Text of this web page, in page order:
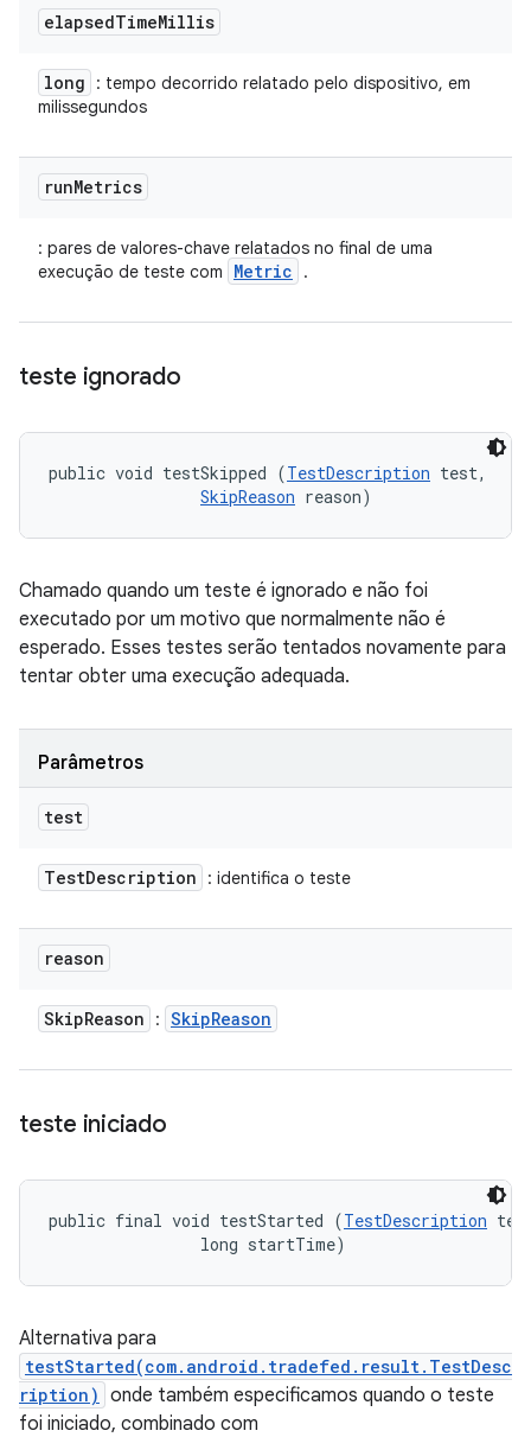
elapsedTimeMillis
long
: tempo decorrido relatado pelo dispositivo, em
milissegundos
runMetrics
: pares de valores-chave relatados no final de uma
execução de teste com
Metric .
teste ignorado
public void testSkipped (TestDescription test,
SkipReason reason)
Chamado quando um teste é ignorado e não foi
executado por um motivo que normalmente não é
esperado. Esses testes serão tentados novamente para
tentar obter uma execução adequada.
Parâmetros
test
TestDescription : identifica o teste
reason
SkipReason : SkipReason
teste iniciado
public final void testStarted (TestDescription
                long startTime)
Alternativa para
testStarted(com.android.tradefed.result.TestDesc
ription) onde também especificamos quando o teste
foi iniciado, combinado com